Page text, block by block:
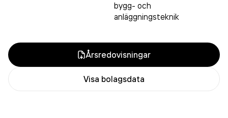
bygg- och
anläggningsteknik
Årsredovisningar
Visa bolagsdata